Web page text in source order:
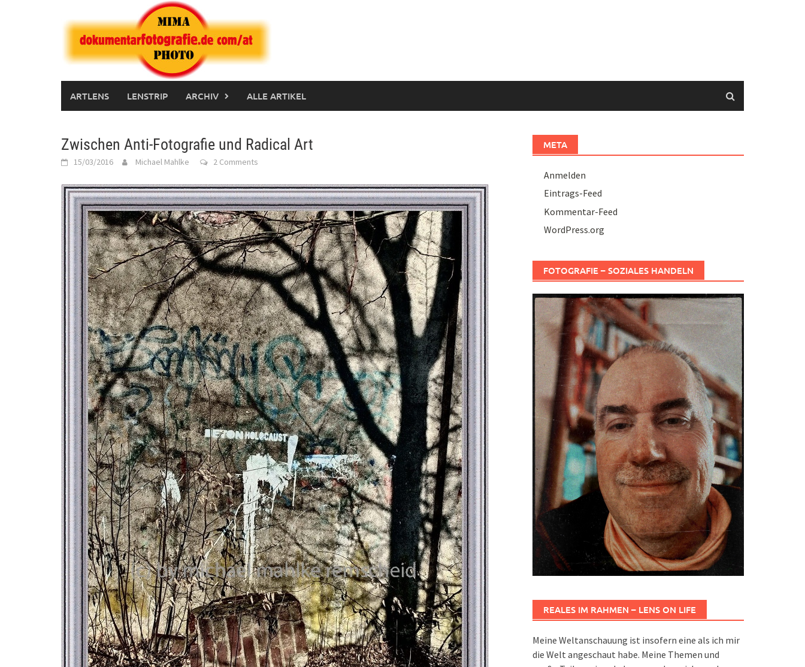
ARTLENS LENSTRIP ARCHIV ALLE ARTIKEL
Zwischen Anti-Fotografie und Radical Art
15/03/2016 Michael Mahlke 2 Comments
META
Anmelden
Eintrags-Feed
Kommentar-Feed
WordPress.org
FOTOGRAFIE – SOZIALES HANDELN
REALES IM RAHMEN – LENS ON LIFE
Meine Weltanschauung ist insofern eine als ich mir
die Welt angeschaut habe. Meine Themen und